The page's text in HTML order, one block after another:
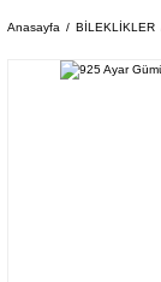
Anasayfa BİLEKLİKLER